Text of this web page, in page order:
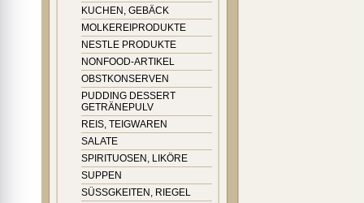
KUCHEN, GEBÄCK
MOLKEREIPRODUKTE
NESTLE PRODUKTE
NONFOOD-ARTIKEL
OBSTKONSERVEN
PUDDING DESSERT
GETRÄNEPULV
REIS, TEIGWAREN
SALATE
SPIRITUOSEN, LIKÖRE
SUPPEN
SÜSSGKEITEN, RIEGEL